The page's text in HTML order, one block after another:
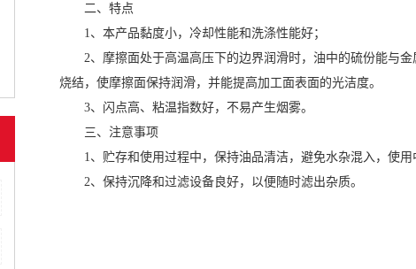
二、特点
1、本产品黏度小，冷却性能和洗涤性能好；
2、摩擦面处于高温高压下的边界润滑时，油中的硫份能与
烧结，使摩擦面保持润滑，并能提高加工面表面的光洁度。
3、闪点高、粘温指数好，不易产生烟雾。
三、注意事项
1、贮存和使用过程中，保持油品清洁，避免水杂混入，使用
2、保持沉降和过滤设备良好，以便随时滤出杂质。